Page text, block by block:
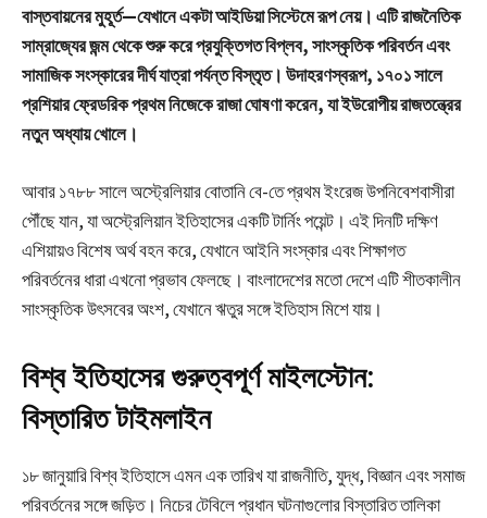
বাস্তবায়নের মুহূর্ত—যেখানে একটা আইডিয়া সিস্টেমে রূপ নেয়। এটি রাজনৈতিক
সাম্রাজ্যের জন্ম থেকে শুরু করে প্রযুক্তিগত বিপ্লব, সাংস্কৃতিক পরিবর্তন এবং
সামাজিক সংস্কারের দীর্ঘ যাত্রা পর্যন্ত বিস্তৃত। উদাহরণস্বরূপ, ১৭০১ সালে
প্রশিয়ার ফ্রেডরিক প্রথম নিজেকে রাজা ঘোষণা করেন, যা ইউরোপীয় রাজতন্ত্রের
নতুন অধ্যায় খোলে।
আবার ১৭৮৮ সালে অস্ট্রেলিয়ার বোতানি বে-তে প্রথম ইংরেজ উপনিবেশবাসীরা
পৌঁছে যান, যা অস্ট্রেলিয়ান ইতিহাসের একটি টার্নিং পয়েন্ট। এই দিনটি দক্ষিণ
এশিয়ায়ও বিশেষ অর্থ বহন করে, যেখানে আইনি সংস্কার এবং শিক্ষাগত
পরিবর্তনের ধারা এখনো প্রভাব ফেলছে। বাংলাদেশের মতো দেশে এটি শীতকালীন
সাংস্কৃতিক উৎসবের অংশ, যেখানে ঋতুর সঙ্গে ইতিহাস মিশে যায়।
বিশ্ব ইতিহাসের গুরুত্বপূর্ণ মাইলস্টোন:
বিস্তারিত টাইমলাইন
১৮ জানুয়ারি বিশ্ব ইতিহাসে এমন এক তারিখ যা রাজনীতি, যুদ্ধ, বিজ্ঞান এবং সমাজ
পরিবর্তনের সঙ্গে জড়িত। নিচের টেবিলে প্রধান ঘটনাগুলোর বিস্তারিত তালিকা